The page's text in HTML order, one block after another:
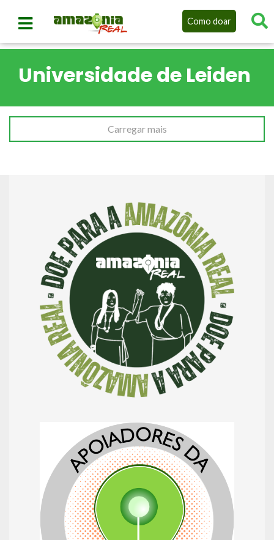
Como doar
Universidade de Leiden
Carregar mais